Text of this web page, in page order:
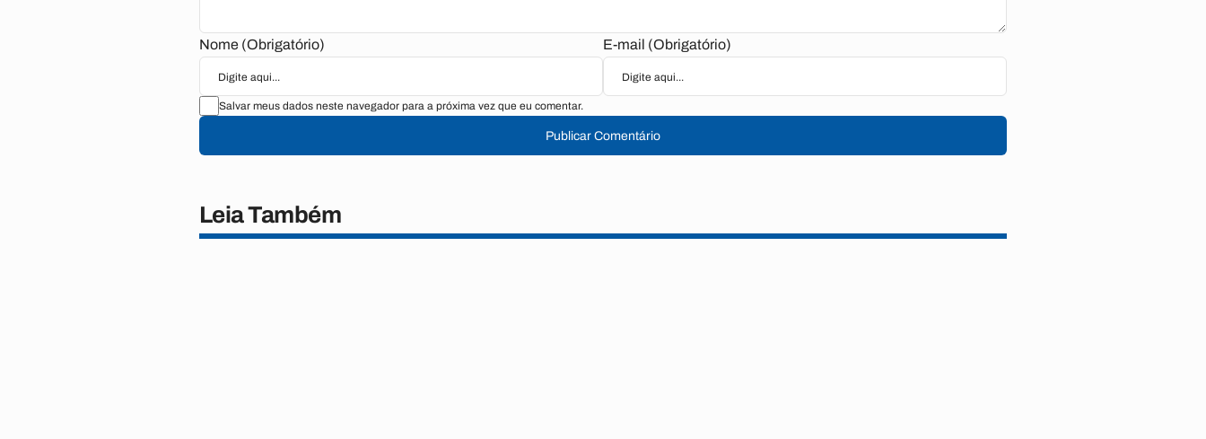
Nome (Obrigatório) E-mail (Obrigatório)
Salvar meus dados neste navegador para a próxima vez que eu comentar.
Publicar Comentário
Leia Também